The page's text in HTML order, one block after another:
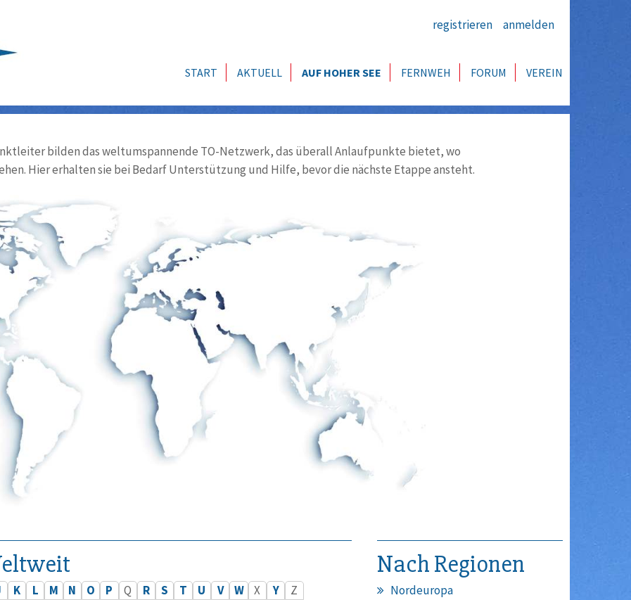
registrieren anmelden
START AKTUELL AUF HOHER SEE FERNWEH FORUM VEREIN
bilden das weltumspannende TO-Netzwerk, das überall Anlaufpunkte bietet, wo
Hier erhalten sie bei Bedarf Unterstützung und Hilfe, bevor die nächste Etappe ansteht.
K L M N O P Q R S T U V W X Y Z
Nach Regionen
Nordeuropa